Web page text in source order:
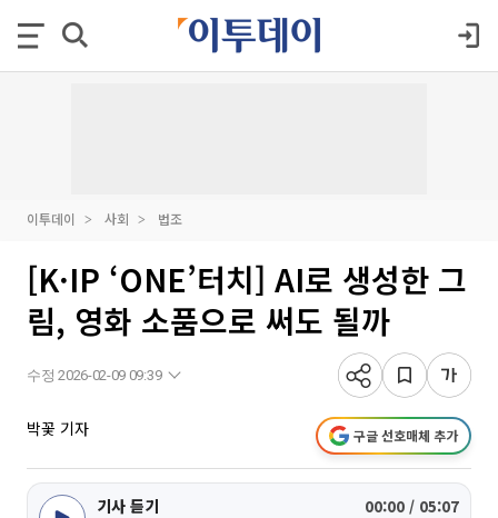
이투데이 사회 법조
[K·IP ‘ONE’터치] AI로 생성한 그
림, 영화 소품으로 써도 될까
수정 2026-02-09 09:39
박꽃 기자 구글 선호매체 추가
기사 듣기 00:00 / 05:07